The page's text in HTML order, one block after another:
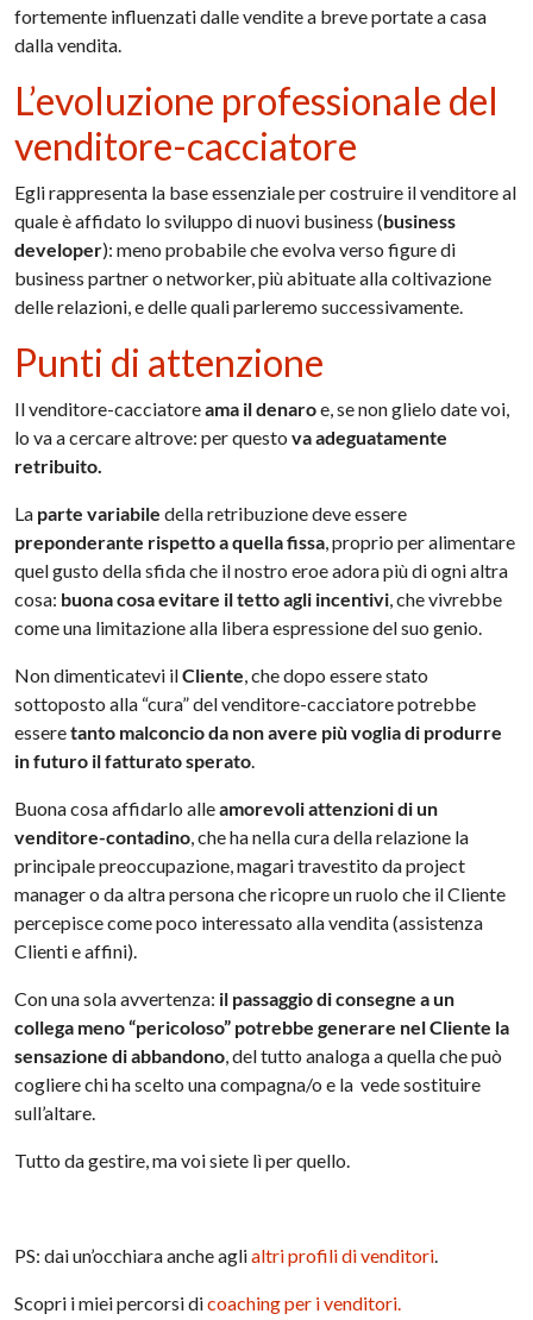
fortemente influenzati dalle vendite a breve portate a casa
dalla vendita.
L’evoluzione professionale del
venditore-cacciatore
Egli rappresenta la base essenziale per costruire il venditore al
quale è affidato lo sviluppo di nuovi business (business
developer): meno probabile che evolva verso figure di
business partner o networker, più abituate alla coltivazione
delle relazioni, e delle quali parleremo successivamente.
Punti di attenzione
Il venditore-cacciatoreama il denaroe, se non glielo date voi,
lo va a cercare altrove: per questova adeguatamente
retribuito.
La parte variabile della retribuzione deve essere
preponderante rispetto a quella fissa, proprio per alimentare
quel gusto della sfida che il nostro eroe adora più di ogni altra
cosa: buona cosa evitare il tetto agli incentivi, che vivrebbe
come una limitazione alla libera espressione del suo genio.
Non dimenticatevi ilCliente, che dopo essere stato
sottoposto alla “cura” del venditore-cacciatore potrebbe
esseretanto malconcio da non avere più voglia di produrre
in futuro il fatturato sperato.
Buona cosa affidarlo alleamorevoli attenzioni di un
venditore-contadino, che ha nella cura della relazione la
principale preoccupazione, magari travestito da project
manager o da altra persona che ricopre un ruolo che il Cliente
percepisce come poco interessato alla vendita (assistenza
Clienti e affini).
Con una sola avvertenza: il passaggio di consegne a un
collega meno “pericoloso” potrebbe generare nel Cliente la
sensazione di abbandono, del tutto analoga a quella che può
cogliere chi ha scelto una compagna/o e la vede sostituire
sull’altare.
Tutto da gestire, ma voi siete lì per quello.
PS: dai un’occhiara anche aglialtri profili di venditori.
Scopri i miei percorsi dicoaching per i venditori.